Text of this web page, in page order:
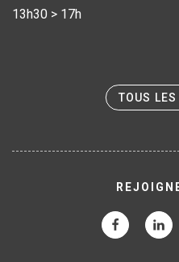
13h30 > 17h
TOUS